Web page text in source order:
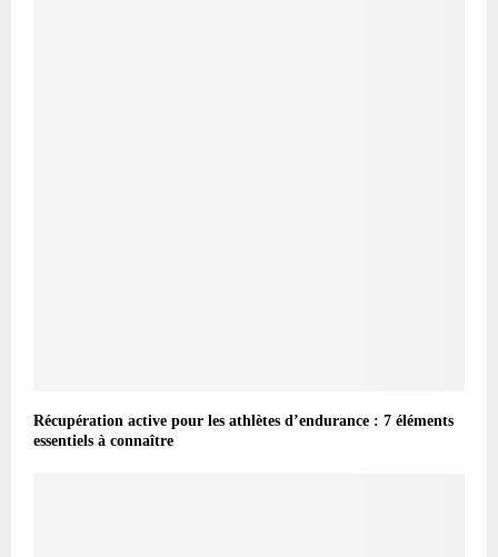
Récupération active pour les athlètes d’endurance : 7 éléments
essentiels à connaître